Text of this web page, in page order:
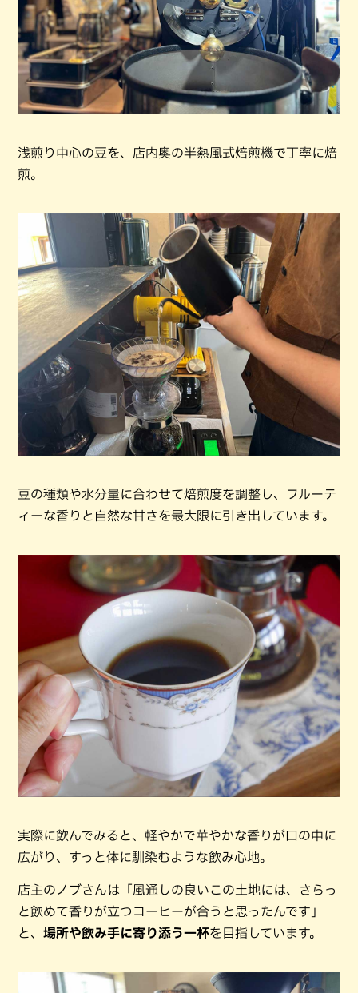
浅煎り中心の豆を、店内奥の半熱風式焙煎機で丁寧に焙
煎。
豆の種類や水分量に合わせて焙煎度を調整し、フルーテ
ィーな香りと自然な甘さを最大限に引き出しています。
実際に飲んでみると、軽やかで華やかな香りが口の中に
広がり、すっと体に馴染むような飲み心地。
店主のノブさんは「風通しの良いこの土地には、さらっ
と飲めて香りが立つコーヒーが合うと思ったんです」
と、 場所や飲み手に寄り添う一杯を目指しています。